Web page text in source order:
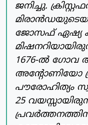
ജനിച്ചു.
ജോസഫ് ഏഷ്യ
1676-ല്‍ ഗോവ
അന്റോണിയോ
പൗരോഹിത്യം
25